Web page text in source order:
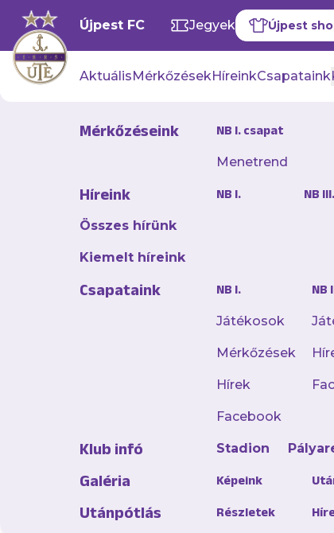
Újpest FC Jegyek Újpest
AktuálisMérkőzésekHíreinkCsapataink
Mérkőzéseink NB I. csapat
Menetrend
Híreink
Összes hírünk
Kiemelt híreink
NB I. NB III.
Csapataink NB I.
Játékosok
Mérkőzések
Hírek
Facebook
NB
Klub infó Stadion
Galéria Képeink
Utánpótlás Részletek
Mészöly
Most már
felébredni.
hiszem
Hogyan